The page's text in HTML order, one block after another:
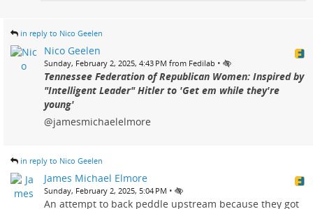
in reply to Nico Geelen
Nico Geelen
Sunday, February 2, 2025, 4:43 PM from Fedilab •
Tennessee Federation of Republican Women: Inspired by
"Intelligent Leader" Hitler to 'Get em while they're
young'
@jamesmichaelelmore
in reply to Nico Geelen
James Michael Elmore
Sunday, February 2, 2025, 5:04 PM •
An attempt to back peddle upstream because they got